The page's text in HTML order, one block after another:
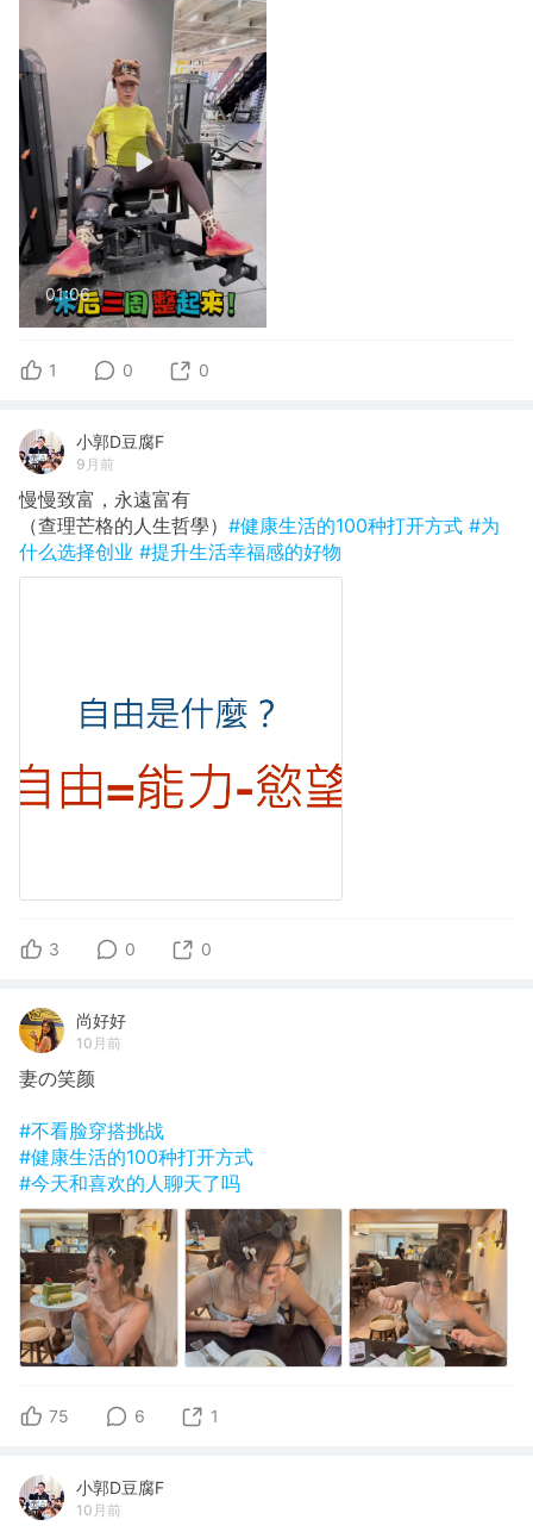
01:06
1 0 0
小郭D豆腐F
9月前
慢慢致富，永遠富有
（查理芒格的人生哲學） #健康生活的100种打开方式 #为
什么选择创业 #提升生活幸福感的好物
3 0 0
尚好好
10月前
妻の笑颜
#不看脸穿搭挑战
#健康生活的100种打开方式
#今天和喜欢的人聊天了吗
75 6 1
小郭D豆腐F
10月前